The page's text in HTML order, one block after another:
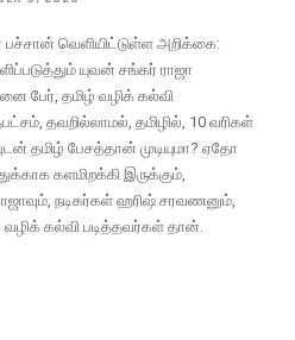
பச்சான் வெளியிட்டுள்ள அறிக்கை:
யுவன் சங்கர் ராஜா
பேர், தமிழ் வழிக் கல்வி
தவறில்லாமல், தமிழில், 10 வரிகள்
தமிழ் பேசத்தான் முடியுமா? ஏதோ
களமிறக்கி இருக்கும்,
நடிகர்கள் ஹரிஷ் சரவணனும்,
கல்வி படித்தவர்கள் தான்.